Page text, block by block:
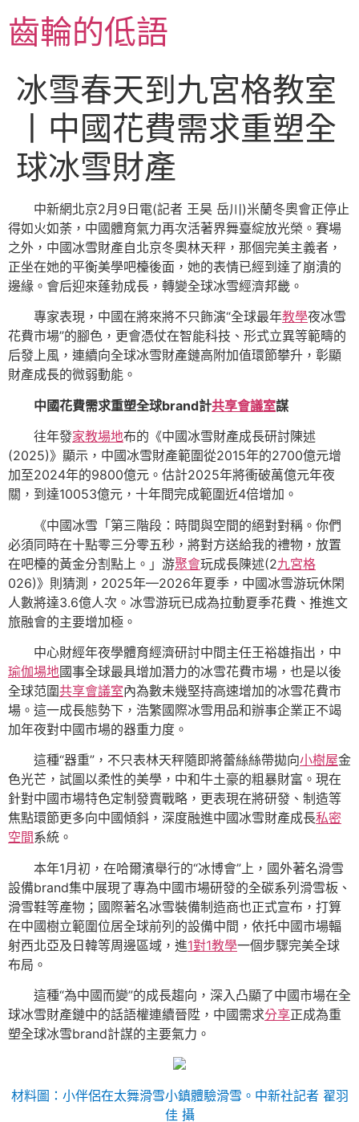
至
主齒輪的低語
冰雪春天到九宮格教室
丨中國花費需求重塑全
球冰雪財產
中新網北京2月9日電(記者 王昊 岳川)米蘭冬奧會正停止
得如火如荼，中國體育氣力再次活著界舞臺綻放光榮。賽場
之外，中國冰雪財產自北京冬奧林天秤，那個完美主義者，
正坐在她的平衡美學吧檯後面，她的表情已經到達了崩潰的
邊緣。會后迎來蓬勃成長，轉變全球冰雪經濟邦畿。
專家表現，中國在將來將不只飾演“全球最年教學夜冰雪
花費市場”的腳色，更會憑仗在智能科技、形式立異等範疇的
后發上風，連續向全球冰雪財產鏈高附加值環節攀升，彰顯
財產成長的微弱動能。
中國花費需求重塑全球brand計共享會議室謀
往年發家教場地布的《中國冰雪財產成長研討陳述
(2025)》顯示，中國冰雪財產範圍從2015年的2700億元增
加至2024年的9800億元。估計2025年將衝破萬億元年夜
關，到達10053億元，十年間完成範圍近4倍增加。
《中國冰雪「第三階段：時間與空間的絕對對稱。你們
必須同時在十點零三分零五秒，將對方送給我的禮物，放置
在吧檯的黃金分割點上。」游聚會玩成長陳述(2九宮格
026)》則猜測，2025年—2026年夏季，中國冰雪游玩休閑
人數將達3.6億人次。冰雪游玩已成為拉動夏季花費、推進文
旅融會的主要增加極。
中心財經年夜學體育經濟研討中間主任王裕雄指出，中
瑜伽場地國事全球最具增加潛力的冰雪花費市場，也是以後
全球范圍共享會議室內為數未幾堅持高速增加的冰雪花費市
場。這一成長態勢下，浩繁國際冰雪用品和辦事企業正不竭
加年夜對中國市場的器重力度。
這種“器重”，不只表林天秤隨即將蕾絲絲帶拋向小樹屋金
色光芒，試圖以柔性的美學，中和牛土豪的粗暴財富。現在
針對中國市場特色定制發賣戰略，更表現在將研發、制造等
焦點環節更多向中國傾斜，深度融進中國冰雪財產成長私密
空間系統。
本年1月初，在哈爾濱舉行的“冰博會”上，國外著名滑雪
設備brand集中展現了專為中國市場研發的全碳系列滑雪板、
滑雪鞋等產物；國際著名冰雪裝備制造商也正式宣布，打算
在中國樹立範圍位居全球前列的設備中間，依托中國市場輻
射西北亞及日韓等周邊區域，進1對1教學一個步驟完美全球
布局。
這種“為中國而變”的成長趨向，深入凸顯了中國市場在全
球冰雪財產鏈中的話語權連續晉陞，中國需求分享正成為重
塑全球冰雪brand計謀的主要氣力。
材料圖：小伴侶在太舞滑雪小鎮體驗滑雪。中新社記者 翟羽
佳 攝